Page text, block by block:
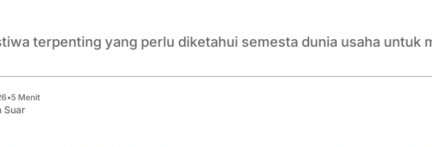
terpenting yang perlu diketahui semesta dunia usaha untuk
•5 Menit
Suar